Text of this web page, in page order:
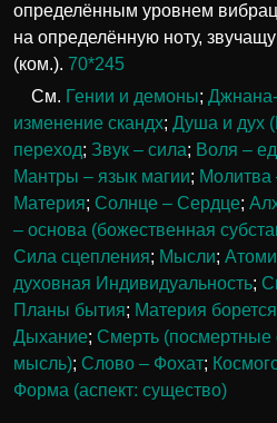
определённым уровнем
на определённую ноту,
(ком.). 70*245
См. Гении и демоны;
изменение скандх; Душа и дух
переход; Звук – сила; Воля –
Мантры – язык магии; Молитва
Материя; Солнце – Сердце;
– основа (божественная
Сила сцепления; Мысли;
духовная Индивидуальность;
Планы бытия; Материя борется
Дыхание; Смерть (посмертные
мысль); Слово – Фохат;
Форма (аспект: существо)